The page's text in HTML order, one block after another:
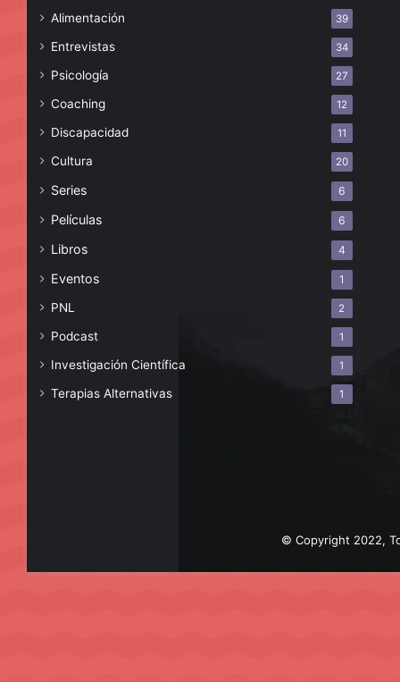
Alimentación 39
Entrevistas 34
Psicología 27
Coaching 12
Discapacidad 11
Cultura 20
Series 6
Películas 6
Libros 4
Eventos 1
PNL 2
Podcast 1
Investigación Científica 1
Terapias Alternativas 1
© Copyright 2022,